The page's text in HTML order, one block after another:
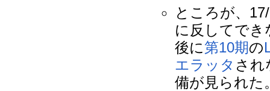
ところが、
に反してでき
後に第10期の
エラッタ され
備が見られた